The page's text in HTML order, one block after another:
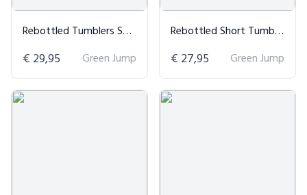
Rebottled Tumblers Set van 4
€ 29,95 Green Jump
Rebottled Short Tumblers Set van 4
€ 27,95 Green Jump